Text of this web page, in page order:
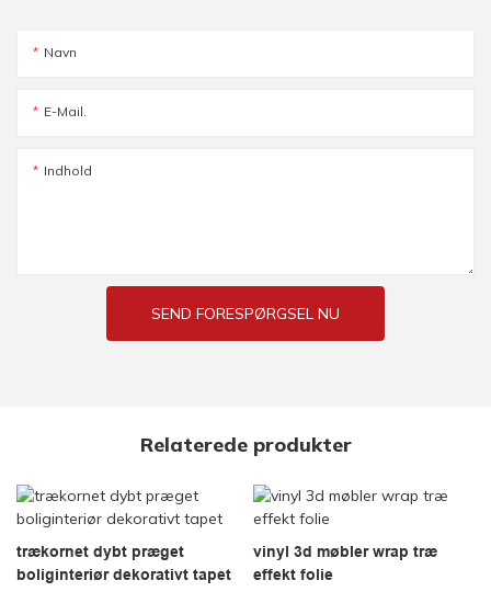
Navn
E-Mail.
Indhold
SEND FORESPØRGSEL NU
Relaterede produkter
trækornet dybt præget
boliginteriør dekorativt tapet
vinyl 3d møbler wrap træ
effekt folie